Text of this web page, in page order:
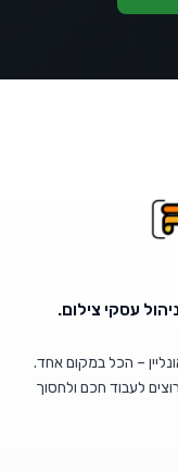
– הכל במקום אחד.
לעבוד חכם ולחסוך